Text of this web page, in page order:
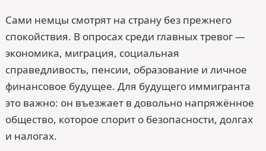
Сами немцы смотрят на страну без прежнего
спокойствия. В опросах среди главных тревог —
экономика, миграция, социальная
справедливость, пенсии, образование и личное
финансовое будущее. Для будущего иммигранта
это важно: он въезжает в довольно напряжённое
общество, которое спорит о безопасности, долгах
и налогах.